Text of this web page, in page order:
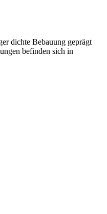
dichte Bebauung geprägt
befinden sich in